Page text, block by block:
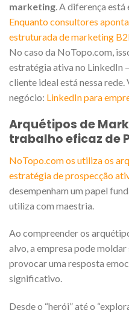
marketing. A diferença está
Enquanto consultores
estruturada de marketing
No caso da NoTopo.com,
estratégia ativa no LinkedIn
cliente ideal está nessa rede.
negócio: LinkedIn para
Arquétipos de
trabalho eficaz de
NoTopo.com os utiliza os
estratégia de prospecção
desempenham um papel
utiliza com maestria.
Ao compreender os
alvo, a empresa pode
provocar uma resposta
significativo.
Desde o “herói” até o